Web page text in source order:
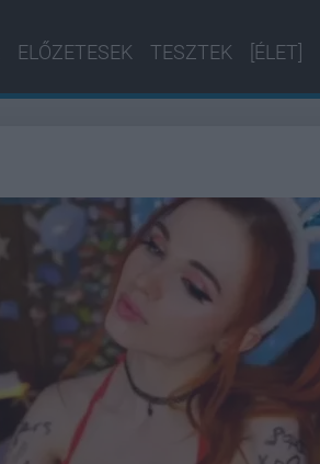
ELŐZETESEK TESZTEK [ÉLET]